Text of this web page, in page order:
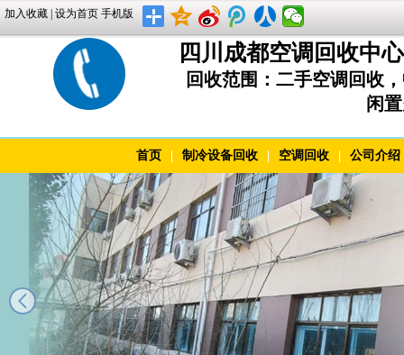
加入收藏 设为首页 手机版
四川成都空调回收中
回收范围：二手空调回收
闲
首页 制冷设备回收 空调回收 公司介绍